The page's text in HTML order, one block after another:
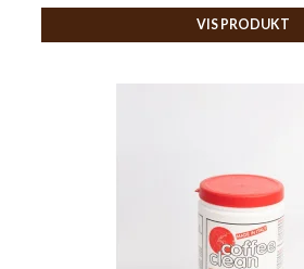
VIS PRODUKT